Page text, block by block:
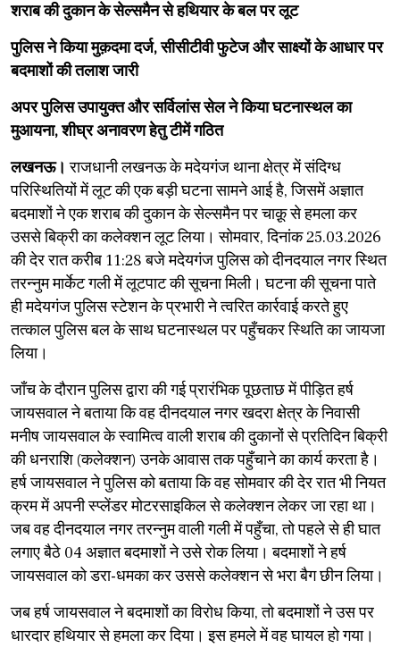
शराब की दुकान के सेल्समैन से हथियार के बल पर लूट
पुलिस ने किया मुक़दमा दर्ज, सीसीटीवी फुटेज और साक्ष्यों के आधार पर
बदमाशों की तलाश जारी
अपर पुलिस उपायुक्त और सर्विलांस सेल ने किया घटनास्थल का
मुआयना, शीघ्र अनावरण हेतु टीमें गठित
लखनऊ।राजधानी लखनऊ के मदेयगंज थाना क्षेत्र में संदिग्ध
परिस्थितियों में लूट की एक बड़ी घटना सामने आई है, जिसमें अज्ञात
बदमाशों ने एक शराब की दुकान के सेल्समैन पर चाक़ू से हमला कर
उससे बिक्री का कलेक्शन लूट लिया। सोमवार, दिनांक 25.03.2026
की देर रात करीब 11:28 बजे मदेयगंज पुलिस को दीनदयाल नगर स्थित
तरन्नुम मार्केट गली में लूटपाट की सूचना मिली। घटना की सूचना पाते
ही मदेयगंज पुलिस स्टेशन के प्रभारी ने त्वरित कार्रवाई करते हुए
तत्काल पुलिस बल के साथ घटनास्थल पर पहुँचकर स्थिति का जायजा
लिया।
​जाँच के दौरान पुलिस द्वारा की गई प्रारंभिक पूछताछ में पीड़ित हर्ष
जायसवाल ने बताया कि वह दीनदयाल नगर खदरा क्षेत्र के निवासी
मनीष जायसवाल के स्वामित्व वाली शराब की दुकानों से प्रतिदिन बिक्री
की धनराशि (कलेक्शन) उनके आवास तक पहुँचाने का कार्य करता है।
हर्ष जायसवाल ने पुलिस को बताया कि वह सोमवार की देर रात भी नियत
क्रम में अपनी स्प्लेंडर मोटरसाइकिल से कलेक्शन लेकर जा रहा था।
जब वह दीनदयाल नगर तरन्नुम वाली गली में पहुँचा, तो पहले से ही घात
लगाए बैठे 04 अज्ञात बदमाशों ने उसे रोक लिया। बदमाशों ने हर्ष
जायसवाल को डरा-धमका कर उससे कलेक्शन से भरा बैग छीन लिया।
​जब हर्ष जायसवाल ने बदमाशों का विरोध किया, तो बदमाशों ने उस पर
धारदार हथियार से हमला कर दिया। इस हमले में वह घायल हो गया।